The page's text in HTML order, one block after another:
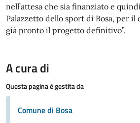
nell’attesa che sia finanziato e
Palazzetto dello sport di Bosa, per il
già pronto il progetto definitivo”.
A cura di
Questa pagina è gestita da
Comune di Bosa